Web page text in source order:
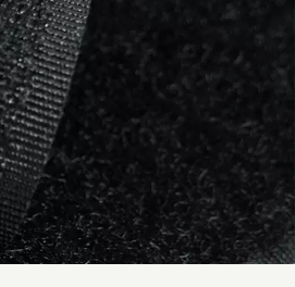
Deutsch
Français
日本語
中文